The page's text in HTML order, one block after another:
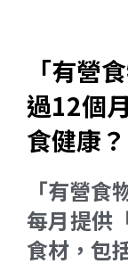
「有營
過12個
食健康？
「有營食
每月提供
食材，包